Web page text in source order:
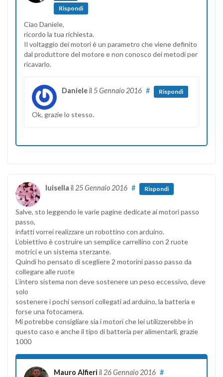
Rispondi
Ciao Daniele,
ricordo la tua richiesta.
Il voltaggio dei motori è un parametro che viene definito
dal produttore del motore e non conosco dei metodi per
ricavarlo.
Danieleil 5 Gennaio 2016 # Rispondi
Ok, grazie lo stesso.
luisella il 25 Gennaio 2016 # Rispondi
Salve, sto leggendo le varie pagine dedicate ai motori passo
passo,
infatti vorrei realizzare un robottino con arduino.
L’obiettivo è costruire un semplice carrellino con 2 ruote
motrici e un sistema sterzante.
Quindi ho pensato di scegliere 2 motorini passo passo da
collegare alle ruote
L’intero sistema non deve sostenere un peso eccessivo, deve
solo
sostenere i pochi sensori collegati ad arduino, la batteria e
forse una fotocamera.
Mi potrebbe consigliare sia i motori che lei utilizzerebbe in
questo caso e anche il tipo di batteria per alimentarli, grazie
1000
Mauro Alfieri il 26 Gennaio 2016 #